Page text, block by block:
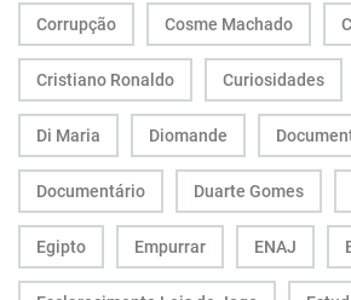
Corrupção Cosme Machado
Cristiano Ronaldo Curiosidades
Di Maria Diomande
Documentário Duarte Gomes
Egipto Empurrar ENAJ